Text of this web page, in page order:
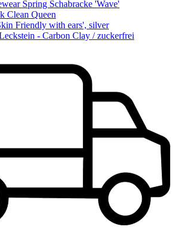
Spring Schabracke 'Wave'
Clean Queen
Friendly with ears', silver
- Carbon Clay / zuckerfrei